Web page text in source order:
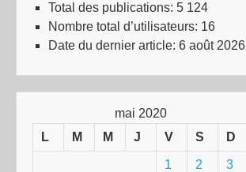
Total des publications: 5 124
Nombre total d’utilisateurs: 16
Date du dernier article: 6 août 2026
mai 2020
L
M M J V S D
1 2 3